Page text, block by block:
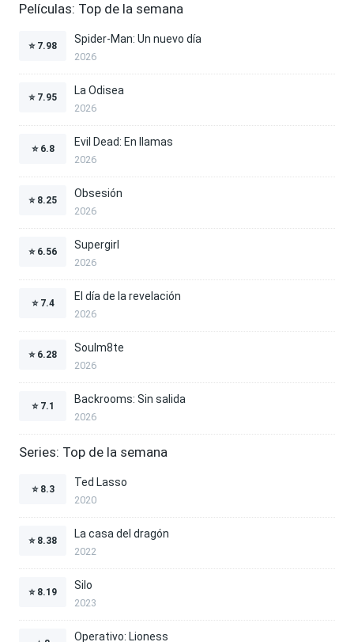
Películas: Top de la semana
⭐ 7.98
Spider-Man: Un nuevo día
2026
⭐ 7.95
La Odisea
2026
⭐ 6.8
Evil Dead: En llamas
2026
⭐ 8.25
Obsesión
2026
⭐ 6.56
Supergirl
2026
⭐ 7.4
El día de la revelación
2026
⭐ 6.28
Soulm8te
2026
⭐ 7.1
Backrooms: Sin salida
2026
Series: Top de la semana
⭐ 8.3
Ted Lasso
2020
⭐ 8.38
La casa del dragón
2022
⭐ 8.19
Silo
2023
Operativo: Lioness